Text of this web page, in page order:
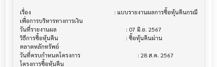
เรื่อง                                  			 : แบบรายงานผลการซื้อหุ้นคืนกรณี
เพื่อการบริหารทางการเงิน
วันที่รายงานผล                          			 : 07 มิ.ย. 2567
วิธีการซื้อหุ้นคืน                           			 : ซื้อหุ้นคืนผ่าน
ตลาดหลักทรัพย์
วันที่ครบกำหนดโครงการ                   			 : 28 ส.ค. 2567
โครงการซื้อหุ้นคืน